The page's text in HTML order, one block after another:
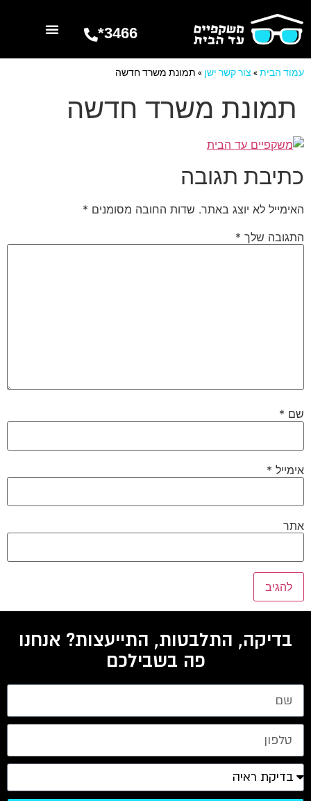
3466*
עמוד הבית» צור קשר ישן » תמונת משרד חדשה
תמונת משרד חדשה
כתיבת תגובה
האימייל לא יוצג באתר. שדות החובה מסומנים *
התגובה שלך *
שם *
אימייל *
אתר
בדיקה, התלבטות, התייעצות? אנחנו
פה בשבילכם